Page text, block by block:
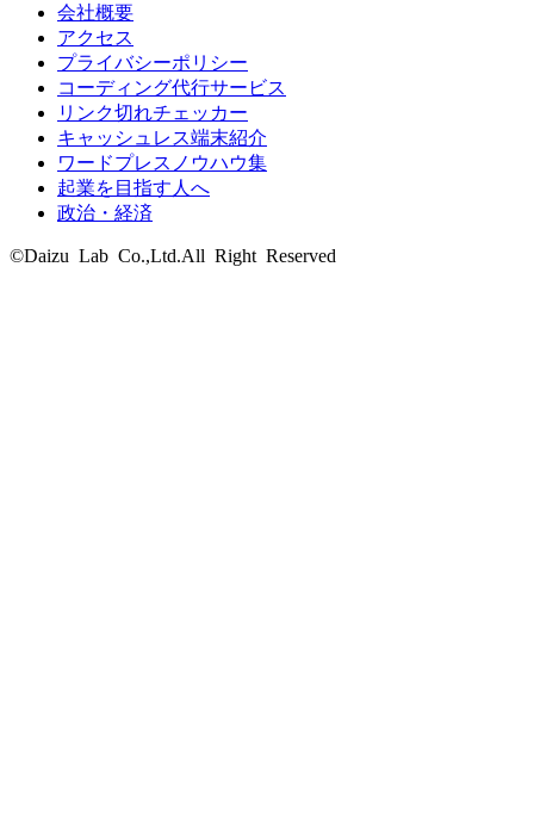
会社概要
アクセス
プライバシーポリシー
コーディング代行サービス
リンク切れチェッカー
キャッシュレス端末紹介
ワードプレスノウハウ集
起業を目指す人へ
政治・経済
©Daizu Lab Co.,Ltd.All Right Reserved